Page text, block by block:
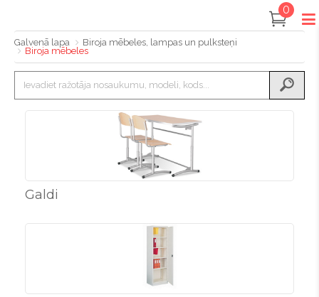
0
Galvenā lapa
Biroja mēbeles, lampas un pulksteņi
Biroja mēbeles
Galdi